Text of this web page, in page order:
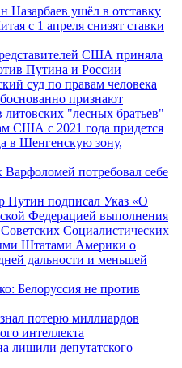
Назарбаев ушёл в отставку
с 1 апреля снизят ставки
США приняла
Путина и России
суд по правам человека
признают
"лесных братьев"
США с 2021 года придется
в Шенгенскую зону,
Варфоломей потребовал себе
Путин подписал Указ «О
Федерацией выполнения
Социалистических
Штатами Америки о
дальности и меньшей
Белоруссия не против
потерю миллиардов
интеллекта
лишили депутатского